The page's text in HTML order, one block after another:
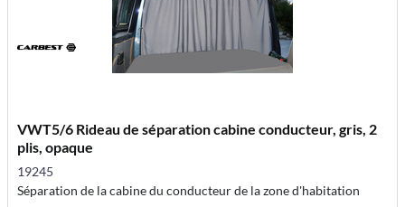
VWT5/6 Rideau de séparation cabine conducteur, gris, 2
plis, opaque
19245
Séparation de la cabine du conducteur de la zone d'habitation